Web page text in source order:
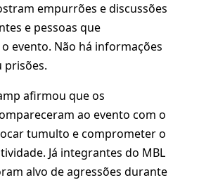
empurrões e discussões
e pessoas que
evento. Não há informações
prisões.
afirmou que os
ao evento com o
tumulto e comprometer o
Já integrantes do MBL
alvo de agressões durante